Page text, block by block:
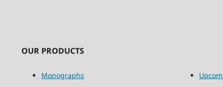
OUR PRODUCTS
Monographs